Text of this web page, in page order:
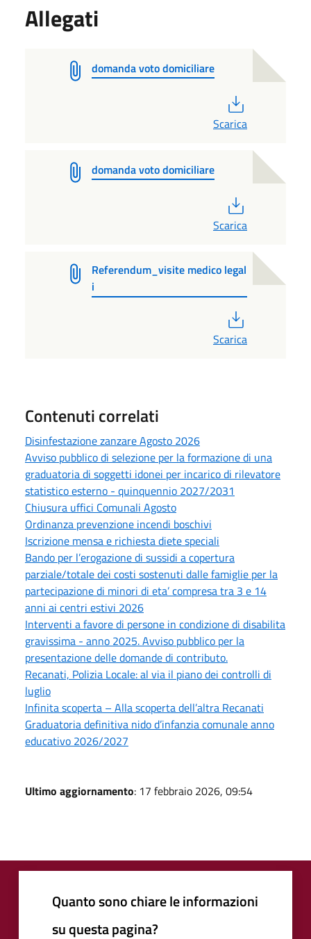
Allegati
domanda voto domiciliare
Scarica
domanda voto domiciliare
Scarica
Referendum_visite medico legal
i
Scarica
Contenuti correlati
Disinfestazione zanzare Agosto 2026
Avviso pubblico di selezione per la formazione di una
graduatoria di soggetti idonei per incarico di rilevatore
statistico esterno - quinquennio 2027/2031
Chiusura uffici Comunali Agosto
Ordinanza prevenzione incendi boschivi
Iscrizione mensa e richiesta diete speciali
Bando per l’erogazione di sussidi a copertura
parziale/totale dei costi sostenuti dalle famiglie per la
partecipazione di minori di eta’ compresa tra 3 e 14
anni ai centri estivi 2026
Interventi a favore di persone in condizione di disabilita
gravissima - anno 2025. Avviso pubblico per la
presentazione delle domande di contributo.
Recanati, Polizia Locale: al via il piano dei controlli di
luglio
Infinita scoperta – Alla scoperta dell’altra Recanati
Graduatoria definitiva nido d’infanzia comunale anno
educativo 2026/2027
Ultimo aggiornamento: 17 febbraio 2026, 09:54
Quanto sono chiare le informazioni
su questa pagina?